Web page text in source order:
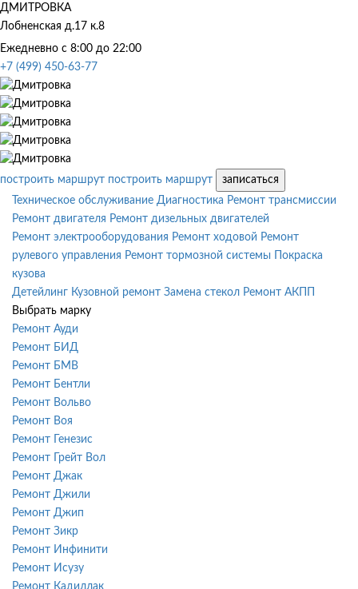
ДМИТРОВКА
Лобненская д.17 к.8
Ежедневно с 8:00 до 22:00
+7 (499) 450-63-77
построить маршрут построить маршрут
записаться
Техническое обслуживание Диагностика Ремонт трансмиссии
Ремонт двигателя Ремонт дизельных двигателей
Ремонт электрооборудования Ремонт ходовой Ремонт
рулевого управления Ремонт тормозной системы
Покраска
кузова
Детейлинг Кузовной ремонт Замена стекол Ремонт АКПП
Выбрать марку
Ремонт Ауди
Ремонт БИД
Ремонт БМВ
Ремонт Бентли
Ремонт Вольво
Ремонт Воя
Ремонт Генезис
Ремонт Грейт Вол
Ремонт Джак
Ремонт Джили
Ремонт Джип
Ремонт Зикр
Ремонт Инфинити
Ремонт Исузу
Ремонт Кадиллак